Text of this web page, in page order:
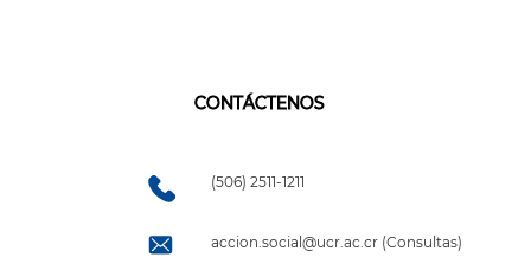
CONTÁCTENOS
(506) 2511-1211
accion.social@ucr.ac.cr (Consultas)